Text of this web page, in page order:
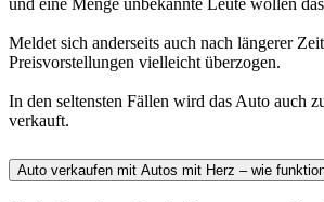
und eine Menge unbekannte Leute wollen
Meldet sich anderseits auch nach längerer
Preisvorstellungen vielleicht überzogen.
In den seltensten Fällen wird das Auto auch
verkauft.
Auto verkaufen mit Autos mit Herz – wie